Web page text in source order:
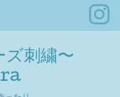
ズ刺繍〜